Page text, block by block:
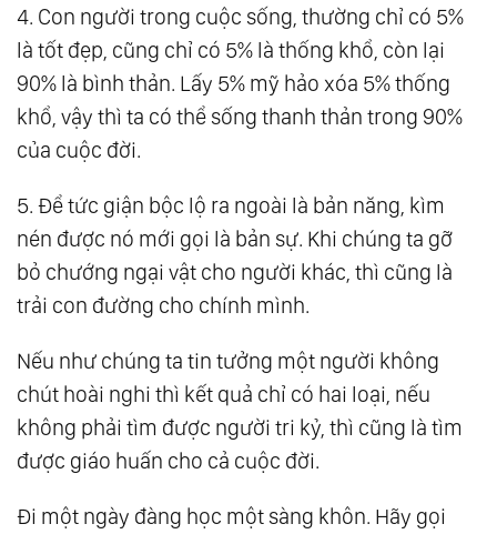
161. Làm Người, Ngốc Một Chút Mới Là Hạnh
Phúc, Thông Minh Quá Chỉ Mệt Mỏi Thân
Mình
181.Đường Rộng Không Bằng Tâm Rộng,
Mệnh Tốt Không Bằng Tâm Tốt
197.Mỉm Cười Dưới Ánh Mặt Trời, Dũng Cảm
Vượt Qua Mưa Gió
4. Con người trong cuộc sống, thường chỉ có 5%
là tốt đẹp, cũng chỉ có 5% là thống khổ, còn lại
90% là bình thản. Lấy 5% mỹ hảo xóa 5% thống
khổ, vậy thì ta có thể sống thanh thản trong 90%
của cuộc đời.
5. Để tức giận bộc lộ ra ngoài là bản năng, kìm
nén được nó mới gọi là bản sự. Khi chúng ta gỡ
bỏ chướng ngại vật cho người khác, thì cũng là
trải con đường cho chính mình.
Nếu như chúng ta tin tưởng một người không
chút hoài nghi thì kết quả chỉ có hai loại, nếu
không phải tìm được người tri kỷ, thì cũng là tìm
được giáo huấn cho cả cuộc đời.
Đi một ngày đàng học một sàng khôn. Hãy gọi